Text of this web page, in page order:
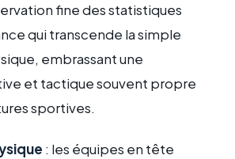
fine des statistiques
qui transcende la simple
embrassant une
et tactique souvent propre
sportives.
: les équipes en tête